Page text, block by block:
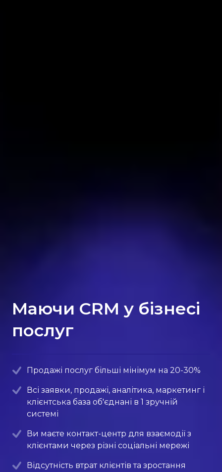
Маючи CRM у бізнесі
послуг
Продажі послуг більші мінімум на 20-30%
Всі заявки, продажі, аналітика, маркетинг і
клієнтська база об'єднані в 1 зручній
системі
Ви маєте контакт-центр для взаємодії з
клієнтами через різні соціальні мережі
Відсутність втрат клієнтів та зростання